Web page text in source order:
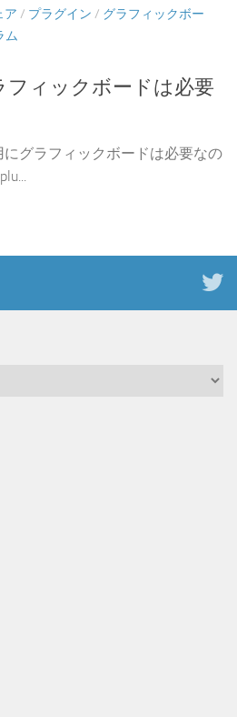
ア / プラグイン / グラフィックボー
ム
フィックボードは必要
にグラフィックボードは必要なの